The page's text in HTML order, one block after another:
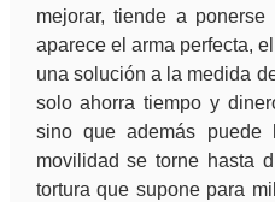
mejorar, tiende a
aparece el arma perfecta,
una solución a la medida
solo ahorra tiempo y
sino que además
movilidad se torne hasta
tortura que supone para